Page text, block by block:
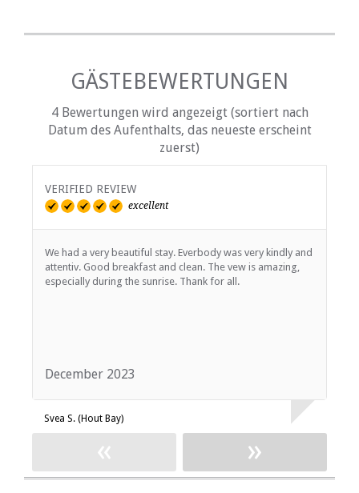
GÄSTEBEWERTUNGEN
4 Bewertungen wird angezeigt (sortiert nach
Datum des Aufenthalts, das neueste erscheint
zuerst)
VERIFIED REVIEW
excellent
We had a very beautiful stay. Everbody was very kindly and
attentiv. Good breakfast and clean. The vew is amazing,
especially during the sunrise. Thank for all.
December 2023
Svea S. (Hout Bay)
« »